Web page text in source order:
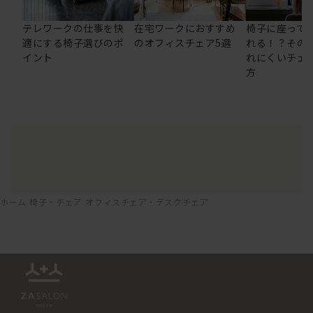
テレワークの仕事を快
適にする椅子選びのポ
イント
在宅ワークにおすすめ
のオフィスチェア5選
椅子に座って
れる！？その
れにくいチェ
方
ホーム 椅子・チェア オフィスチェア・デスクチェア